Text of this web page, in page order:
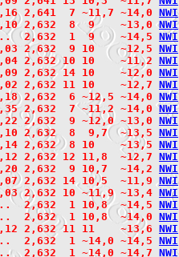
2,641  7 ~11,7 ~14,0 NWI
2,632  8  9    ~13,0 NWI
...  2,632  1  9    ~14,5 NWI
2,632  9 10    ~12,5 NWI
2,632 10 10    ~11,2 NWI
2,632 14 10    ~12,0 NWI
2,632 11 10    ~12,7 NWI
2,632  6 ~12,5 ~14,0 NWI
2,632  7 ~11,2 ~14,0 NWI
2,632  9 ~12,0 ~13,0 NWI
2,632  8  9,7  ~13,5 NWI
2,632  8 10    ~13,5 NWI
2,632 12 11,8  ~12,7 NWI
2,632  9 10,7  ~14,2 NWI
2,632 14 10,5  ~11,9 NWI
2,632 10 ~11,9 ~13,4 NWI
2,632  1 10,8  ~14,5 NWI
2,632  1 10,8  ~14,0 NWI
2,632 11 11    ~13,6 NWI
2,632  1 ~14,0 ~14,5 NWI
2,632  1 ~14,0 ~14,7 NWI